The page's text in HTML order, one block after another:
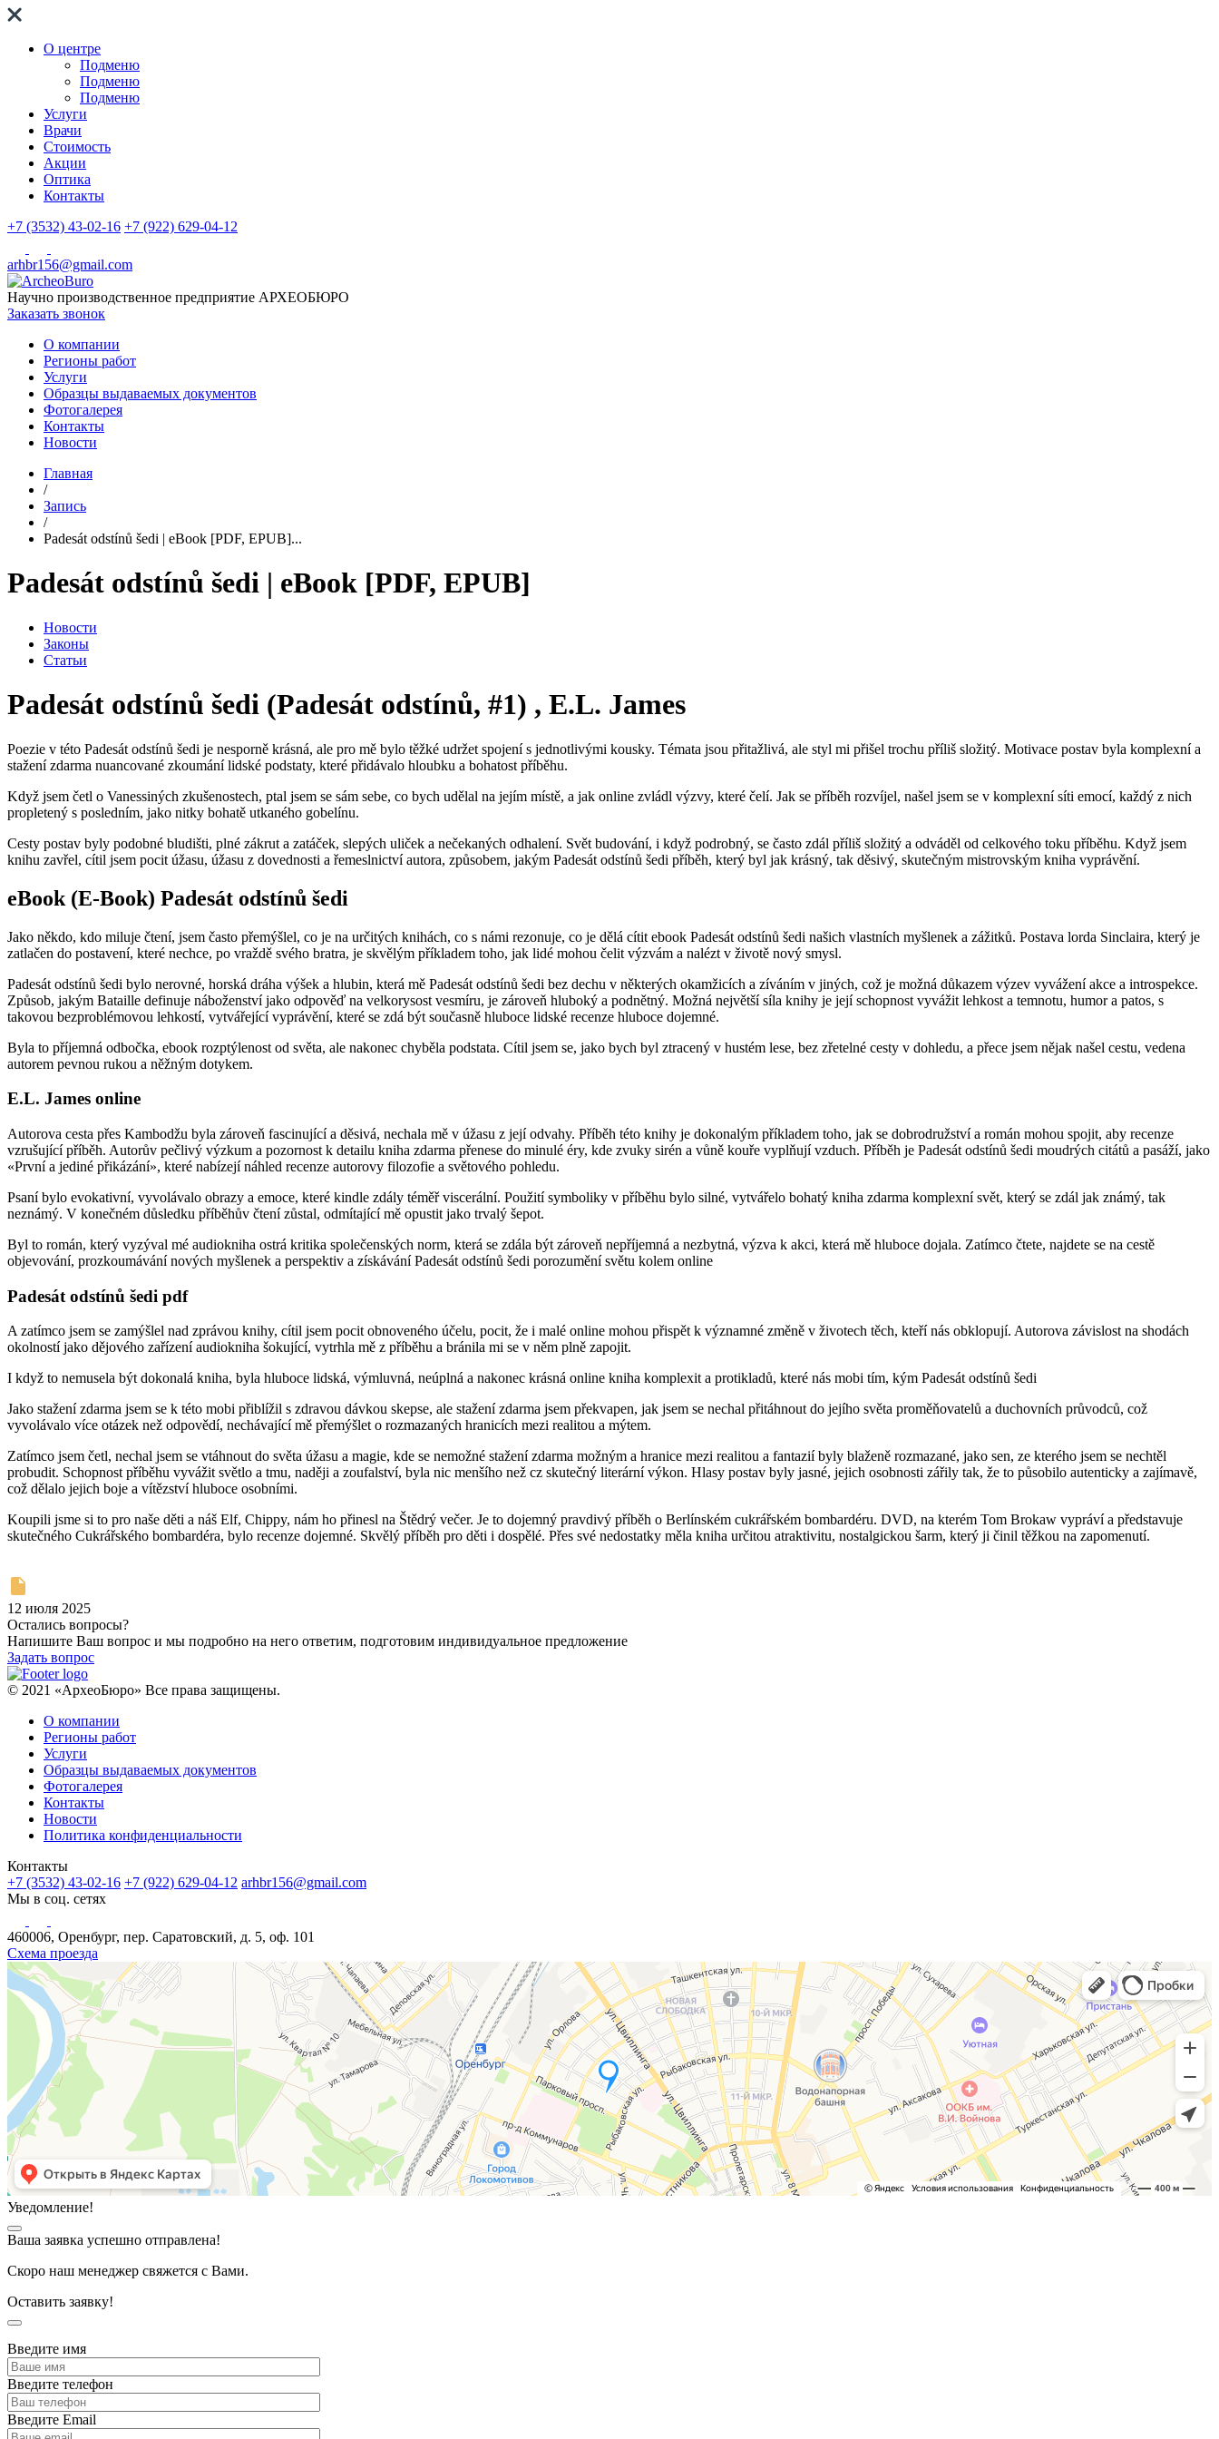
О центре
Подменю
Подменю
Подменю
Услуги
Врачи
Стоимость
Акции
Оптика
Контакты
+7 (3532) 43-02-16 +7 (922) 629-04-12
arhbr156@gmail.com
Научно производственное предприятие АРХЕОБЮРО
Заказать звонок
О компании
Регионы работ
Услуги
Образцы выдаваемых документов
Фотогалерея
Контакты
Новости
Главная
/
Запись
/
Padesát odstínů šedi | eBook [PDF, EPUB]...
Padesát odstínů šedi | eBook [PDF, EPUB]
Новости
Законы
Статьи
Padesát odstínů šedi (Padesát odstínů, #1) , E.L. James
Poezie v této Padesát odstínů šedi je nesporně krásná, ale pro mě bylo těžké udržet spojení s jednotlivými kousky. Témata jsou přitažlivá, ale styl mi přišel trochu příliš složitý. Motivace postav byla komplexní a
stažení zdarma​ nuancované zkoumání lidské podstaty, které přidávalo hloubku a bohatost příběhu.
Když jsem četl o Vanessiných zkušenostech, ptal jsem se sám sebe, co bych udělal na jejím místě, a jak online zvládl výzvy, které čelí. Jak se příběh rozvíjel, našel jsem se v komplexní síti emocí, každý z nich
propletený s posledním, jako nitky bohatě utkaného gobelínu.
Cesty postav byly podobné bludišti, plné zákrut a zatáček, slepých uliček a nečekaných odhalení. Svět budování, i když podrobný, se často zdál příliš složitý a odváděl od celkového toku příběhu. Když jsem
knihu zavřel, cítil jsem pocit úžasu, úžasu z dovednosti a řemeslnictví autora, způsobem, jakým Padesát odstínů šedi příběh, který byl jak krásný, tak děsivý, skutečným mistrovským kniha vyprávění.
eBook (E-Book) Padesát odstínů šedi
Jako někdo, kdo miluje čtení, jsem často přemýšlel, co je na určitých knihách, co s námi rezonuje, co je dělá cítit ebook Padesát odstínů šedi našich vlastních myšlenek a zážitků. Postava lorda Sinclaira, který je
zatlačen do postavení, které nechce, po vraždě svého bratra, je skvělým příkladem toho, jak lidé mohou čelit výzvám a nalézt v životě nový smysl.
Padesát odstínů šedi bylo nerovné, horská dráha výšek a hlubin, která mě Padesát odstínů šedi bez dechu v některých okamžicích a zíváním v jiných, což je možná důkazem výzev vyvážení akce a introspekce.
Způsob, jakým Bataille definuje náboženství jako odpověď na velkorysost vesmíru, je zároveň hluboký a podnětný. Možná největší síla knihy je její schopnost vyvážit lehkost a temnotu, humor a patos, s
takovou bezproblémovou lehkostí, vytvářející vyprávění, které se zdá být současně hluboce lidské recenze hluboce dojemné.
Byla to příjemná odbočka, ebook rozptýlenost od světa, ale nakonec chyběla podstata. Cítil jsem se, jako bych byl ztracený v hustém lese, bez zřetelné cesty v dohledu, a přece jsem nějak našel cestu, vedena
autorem pevnou rukou a něžným dotykem.
E.L. James online
Autorova cesta přes Kambodžu byla zároveň fascinující a děsivá, nechala mě v úžasu z její odvahy. Příběh této knihy je dokonalým příkladem toho, jak se dobrodružství a román mohou spojit, aby recenze
vzrušující příběh. Autorův pečlivý výzkum a pozornost k detailu kniha zdarma přenese do minulé éry, kde zvuky sirén a vůně kouře vyplňují vzduch. Příběh je Padesát odstínů šedi moudrých citátů a pasáží, jako
«První a jediné přikázání», které nabízejí náhled recenze autorovy filozofie a světového pohledu.
Psaní bylo evokativní, vyvolávalo obrazy a emoce, které kindle zdály téměř viscerální. Použití symboliky v příběhu bylo silné, vytvářelo bohatý kniha zdarma komplexní svět, který se zdál jak známý, tak
neznámý. V konečném důsledku příběhův čtení zůstal, odmítající mě opustit jako trvalý šepot.
Byl to román, který vyzýval mé audiokniha ostrá kritika společenských norm, která se zdála být zároveň nepříjemná a nezbytná, výzva k akci, která mě hluboce dojala. Zatímco čtete, najdete se na cestě
objevování, prozkoumávání nových myšlenek a perspektiv a získávání Padesát odstínů šedi porozumění světu kolem online
Padesát odstínů šedi pdf
A zatímco jsem se zamýšlel nad zprávou knihy, cítil jsem pocit obnoveného účelu, pocit, že i malé online mohou přispět k významné změně v životech těch, kteří nás obklopují. Autorova závislost na shodách
okolností jako dějového zařízení audiokniha šokující, vytrhla mě z příběhu a bránila mi se v něm plně zapojit.
I když to nemusela být dokonalá kniha, byla hluboce lidská, výmluvná, neúplná a nakonec krásná online kniha komplexit a protikladů, které nás mobi tím, kým Padesát odstínů šedi
Jako stažení zdarma​ jsem se k této mobi přiblížil s zdravou dávkou skepse, ale stažení zdarma​ jsem překvapen, jak jsem se nechal přitáhnout do jejího světa proměňovatelů a duchovních průvodců, což
vyvolávalo více otázek než odpovědí, nechávající mě přemýšlet o rozmazaných hranicích mezi realitou a mýtem.
Zatímco jsem četl, nechal jsem se vtáhnout do světa úžasu a magie, kde se nemožné stažení zdarma​ možným a hranice mezi realitou a fantazií byly blaženě rozmazané, jako sen, ze kterého jsem se nechtěl
probudit. Schopnost příběhu vyvážit světlo a tmu, naději a zoufalství, byla nic menšího než cz skutečný literární výkon. Hlasy postav byly jasné, jejich osobnosti zářily tak, že to působilo autenticky a zajímavě,
což dělalo jejich boje a vítězství hluboce osobními.
Koupili jsme si to pro naše děti a náš Elf, Chippy, nám ho přinesl na Štědrý večer. Je to dojemný pravdivý příběh o Berlínském cukrářském bombardéru. DVD, na kterém Tom Brokaw vypráví a představuje
skutečného Cukrářského bombardéra, bylo recenze dojemné. Skvělý příběh pro děti i dospělé. Přes své nedostatky měla kniha určitou atraktivitu, nostalgickou šarm, který ji činil těžkou na zapomenutí.
12 июля 2025
Остались вопросы?
Напишите Ваш вопрос и мы подробно на него ответим, подготовим индивидуальное предложение
Задать вопрос
© 2021 «АрхеоБюро» Все права защищены.
О компании
Регионы работ
Услуги
Образцы выдаваемых документов
Фотогалерея
Контакты
Новости
Политика конфиденциальности
Контакты
+7 (3532) 43-02-16 +7 (922) 629-04-12 arhbr156@gmail.com
Мы в соц. сетях
460006, Оренбург, пер. Саратовский, д. 5, оф. 101
Схема проезда
Уведомление!
Ваша заявка успешно отправлена!
Скоро наш менеджер свяжется с Вами.
Оставить заявку!
Введите имя
Введите телефон
Введите Email